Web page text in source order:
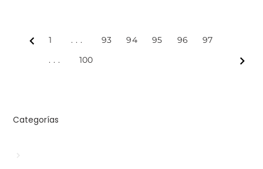
Prev
1 ... 93 94 95 96
97
...
100 Next
Categorías